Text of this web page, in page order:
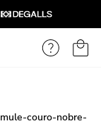
mule-couro-nobre-